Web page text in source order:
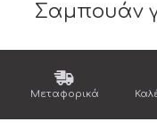
Σαμπουάν
Mεταφορικά